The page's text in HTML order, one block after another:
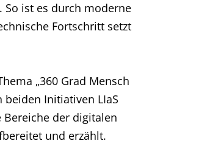
So ist es durch moderne
Fortschritt setzt
„360 Grad Mensch
Initiativen LIaS
Bereiche der digitalen
und erzählt.